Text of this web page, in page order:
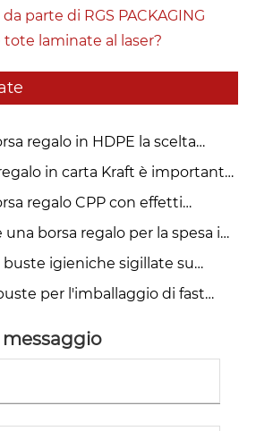
parte di RGS PACKAGING
laminate al laser?
regalo in HDPE la scelta
moderne soluzioni di
in carta Kraft è importante
imballaggio moderne?
regalo CPP con effetti
svolta per il packaging
borsa regalo per la spesa in
per un imballaggio
buste igieniche sigillate su
migliore per il moderno
per l'igiene
per l'imballaggio di fast
di conservazione e il valore